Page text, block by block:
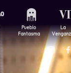
Pueblo
Fantasma
La